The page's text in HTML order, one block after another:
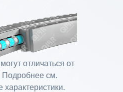
отличаться от
Подробнее см.
характеристики.